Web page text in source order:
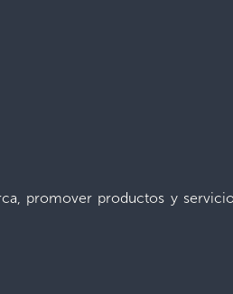
promover productos y